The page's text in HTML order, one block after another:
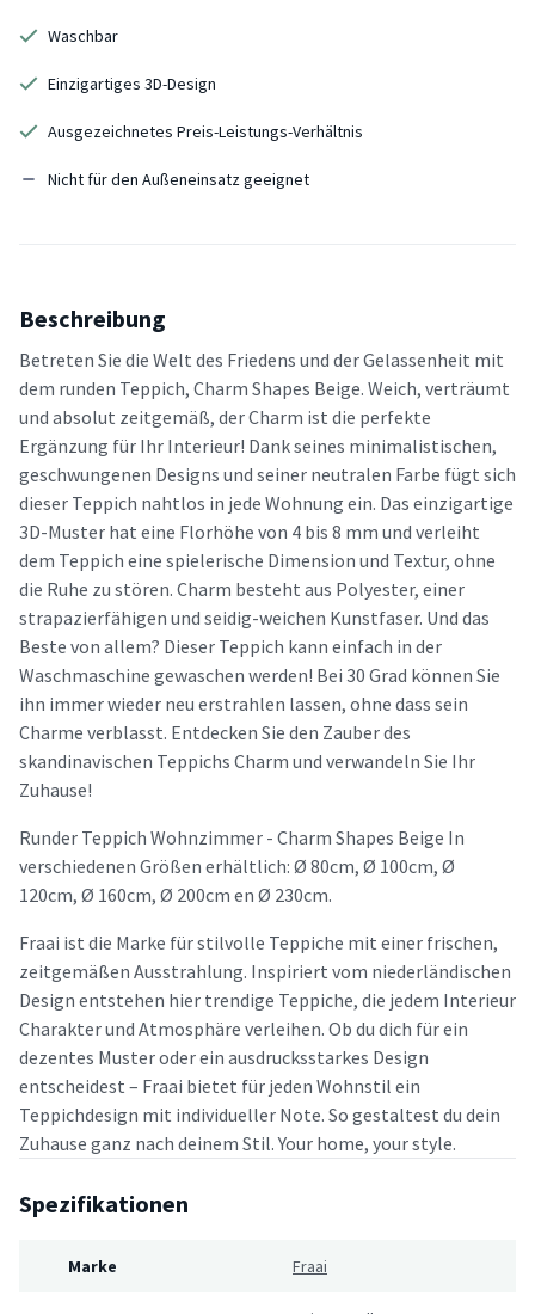
Waschbar
Einzigartiges 3D-Design
Ausgezeichnetes Preis-Leistungs-Verhältnis
Nicht für den Außeneinsatz geeignet
Beschreibung
Betreten Sie die Welt des Friedens und der Gelassenheit mit
dem runden Teppich, Charm Shapes Beige. Weich, verträumt
und absolut zeitgemäß, der Charm ist die perfekte
Ergänzung für Ihr Interieur! Dank seines minimalistischen,
geschwungenen Designs und seiner neutralen Farbe fügt sich
dieser Teppich nahtlos in jede Wohnung ein. Das einzigartige
3D-Muster hat eine Florhöhe von 4 bis 8 mm und verleiht
dem Teppich eine spielerische Dimension und Textur, ohne
die Ruhe zu stören. Charm besteht aus Polyester, einer
strapazierfähigen und seidig-weichen Kunstfaser. Und das
Beste von allem? Dieser Teppich kann einfach in der
Waschmaschine gewaschen werden! Bei 30 Grad können Sie
ihn immer wieder neu erstrahlen lassen, ohne dass sein
Charme verblasst. Entdecken Sie den Zauber des
skandinavischen Teppichs Charm und verwandeln Sie Ihr
Zuhause!
Runder Teppich Wohnzimmer - Charm Shapes Beige In
verschiedenen Größen erhältlich: Ø 80cm, Ø 100cm, Ø
120cm, Ø 160cm, Ø 200cm en Ø 230cm.
Fraai ist die Marke für stilvolle Teppiche mit einer frischen,
zeitgemäßen Ausstrahlung. Inspiriert vom niederländischen
Design entstehen hier trendige Teppiche, die jedem Interieur
Charakter und Atmosphäre verleihen. Ob du dich für ein
dezentes Muster oder ein ausdrucksstarkes Design
entscheidest – Fraai bietet für jeden Wohnstil ein
Teppichdesign mit individueller Note. So gestaltest du dein
Zuhause ganz nach deinem Stil. Your home, your style.
Spezifikationen
Marke Fraai